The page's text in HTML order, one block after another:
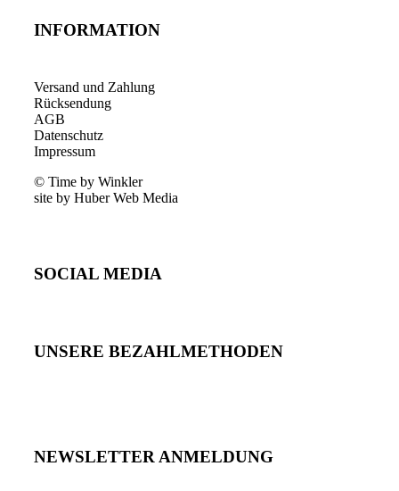
INFORMATION
Versand und Zahlung
Rücksendung
AGB
Datenschutz
Impressum
© Time by Winkler
site by Huber Web Media
SOCIAL MEDIA
UNSERE BEZAHLMETHODEN
NEWSLETTER ANMELDUNG